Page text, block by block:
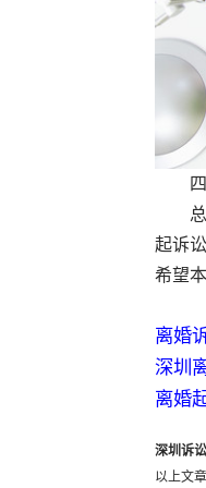
四
总之
起诉
希望
离婚
深圳
离婚
深圳诉
以上文